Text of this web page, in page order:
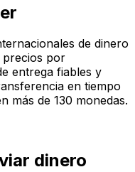
de dinero
precios por
entrega fiables y
en tiempo
más de 130 monedas.
dinero